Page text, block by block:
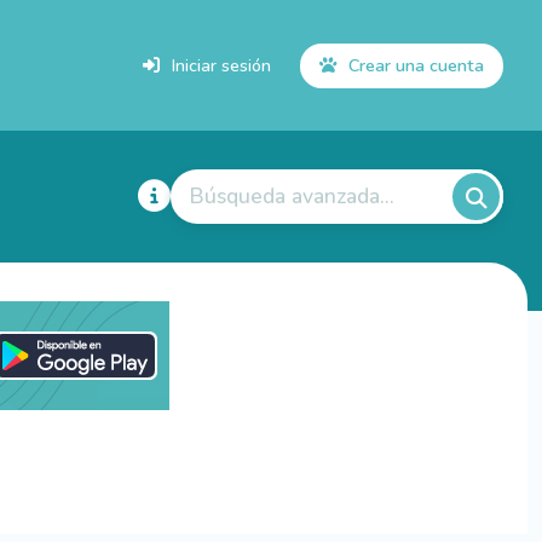
Iniciar sesión Crear una cuenta
Búsqueda avanzada...